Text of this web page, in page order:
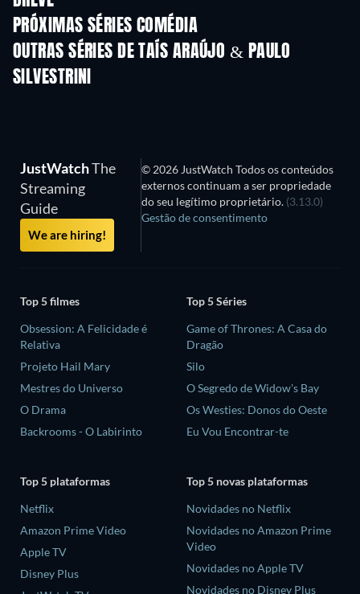
PRÓXIMAS SÉRIES COMÉDIA
Temporada 6 Temporada 2
OUTRAS SÉRIES DE TAÍS ARAÚJO & PAULO
SILVESTRINI
JustWatchThe
Streaming
Guide
We are hiring!
© 2026 JustWatch Todos os conteúdos
externos continuam a ser propriedade
do seu legítimo proprietário. (3.13.0)
Gestão de consentimento
Top 5 filmes
Obsession: A Felicidade é
Relativa
Projeto Hail Mary
Mestres do Universo
O Drama
Backrooms - O Labirinto
Top 5 Séries
Game of Thrones: A Casa do
Dragão
Silo
O Segredo de Widow's Bay
Os Westies: Donos do Oeste
Eu Vou Encontrar-te
Top 5 plataformas
Netflix
Amazon Prime Video
Apple TV
Disney Plus
Top 5 novas plataformas
Novidades no Netflix
Novidades no Amazon Prime
Video
Novidades no Apple TV
Novidades no Disney Plus